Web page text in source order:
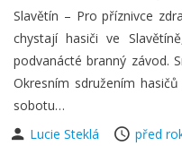
Slavětín – Pro příznivce
chystají hasiči ve
podvanácté branný závod.
Okresním sdružením
sobotu…
Lucie Steklá
před